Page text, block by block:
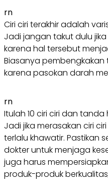
rn
Ciri ciri terakhir adalah
Jadi jangan takut dulu
karena hal tersebut
Biasanya
karena pasokan darah
rn
Itulah 10 ciri ciri dan
Jadi jika merasakan ciri
terlalu khawatir. Pastikan
dokter untuk menjaga
juga harus
produk-produk